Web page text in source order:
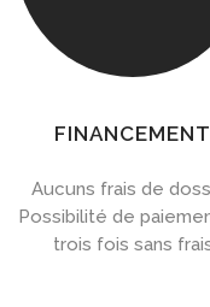
FINANCEMENT
Aucuns frais de
Possibilité de
trois fois sans